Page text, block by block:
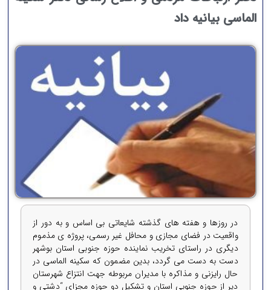
الماسی بیانیه داد
در روزها و هفته های گذشته شایعاتی بی اساس و به دور از
واقعیت در فضای مجازی و محافل غیر رسمی، پروژه ی مذموم
دیگری در راستای تخریب نماینده حوزه جنوبی استان بوشهر
دست به دست می گردد، بدین مضمون که سكینه الماسی در
حال رایزنی و مذاکره با مدیران مربوطه جهت انتزاع شهرستان
دیر از حوزه جنوبی استان و تشکیل دو حوزه مجزای “دشتی و